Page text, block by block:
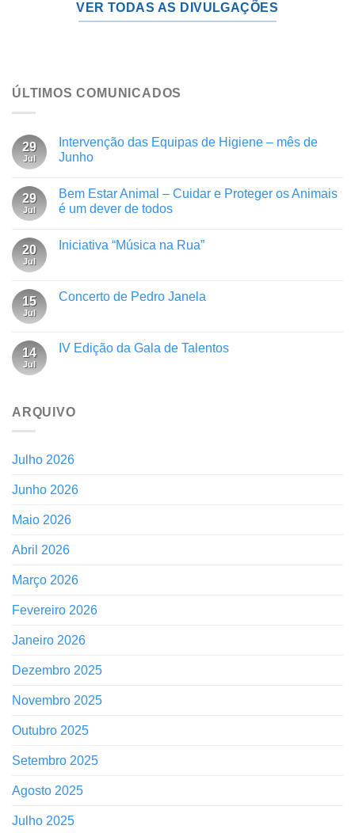
VER TODAS AS DIVULGAÇÕES
ÚLTIMOS COMUNICADOS
29
Jul
Intervenção das Equipas de Higiene – mês de
Junho
29
Jul
Bem Estar Animal – Cuidar e Proteger os Animais
é um dever de todos
20
Jul
Iniciativa “Música na Rua”
15
Jul
Concerto de Pedro Janela
14
Jul
IV Edição da Gala de Talentos
ARQUIVO
Julho 2026
Junho 2026
Maio 2026
Abril 2026
Março 2026
Fevereiro 2026
Janeiro 2026
Dezembro 2025
Novembro 2025
Outubro 2025
Setembro 2025
Agosto 2025
Julho 2025